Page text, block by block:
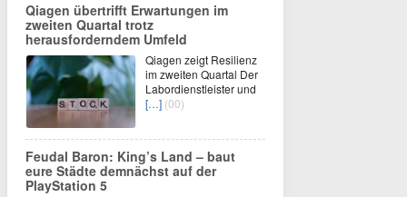
Qiagen übertrifft Erwartungen im
zweiten Quartal trotz
herausforderndem Umfeld
Qiagen zeigt Resilienz
im zweiten Quartal Der
Labordienstleister und
[…] (00)
Feudal Baron: King’s Land – baut
eure Städte demnächst auf der
PlayStation 5